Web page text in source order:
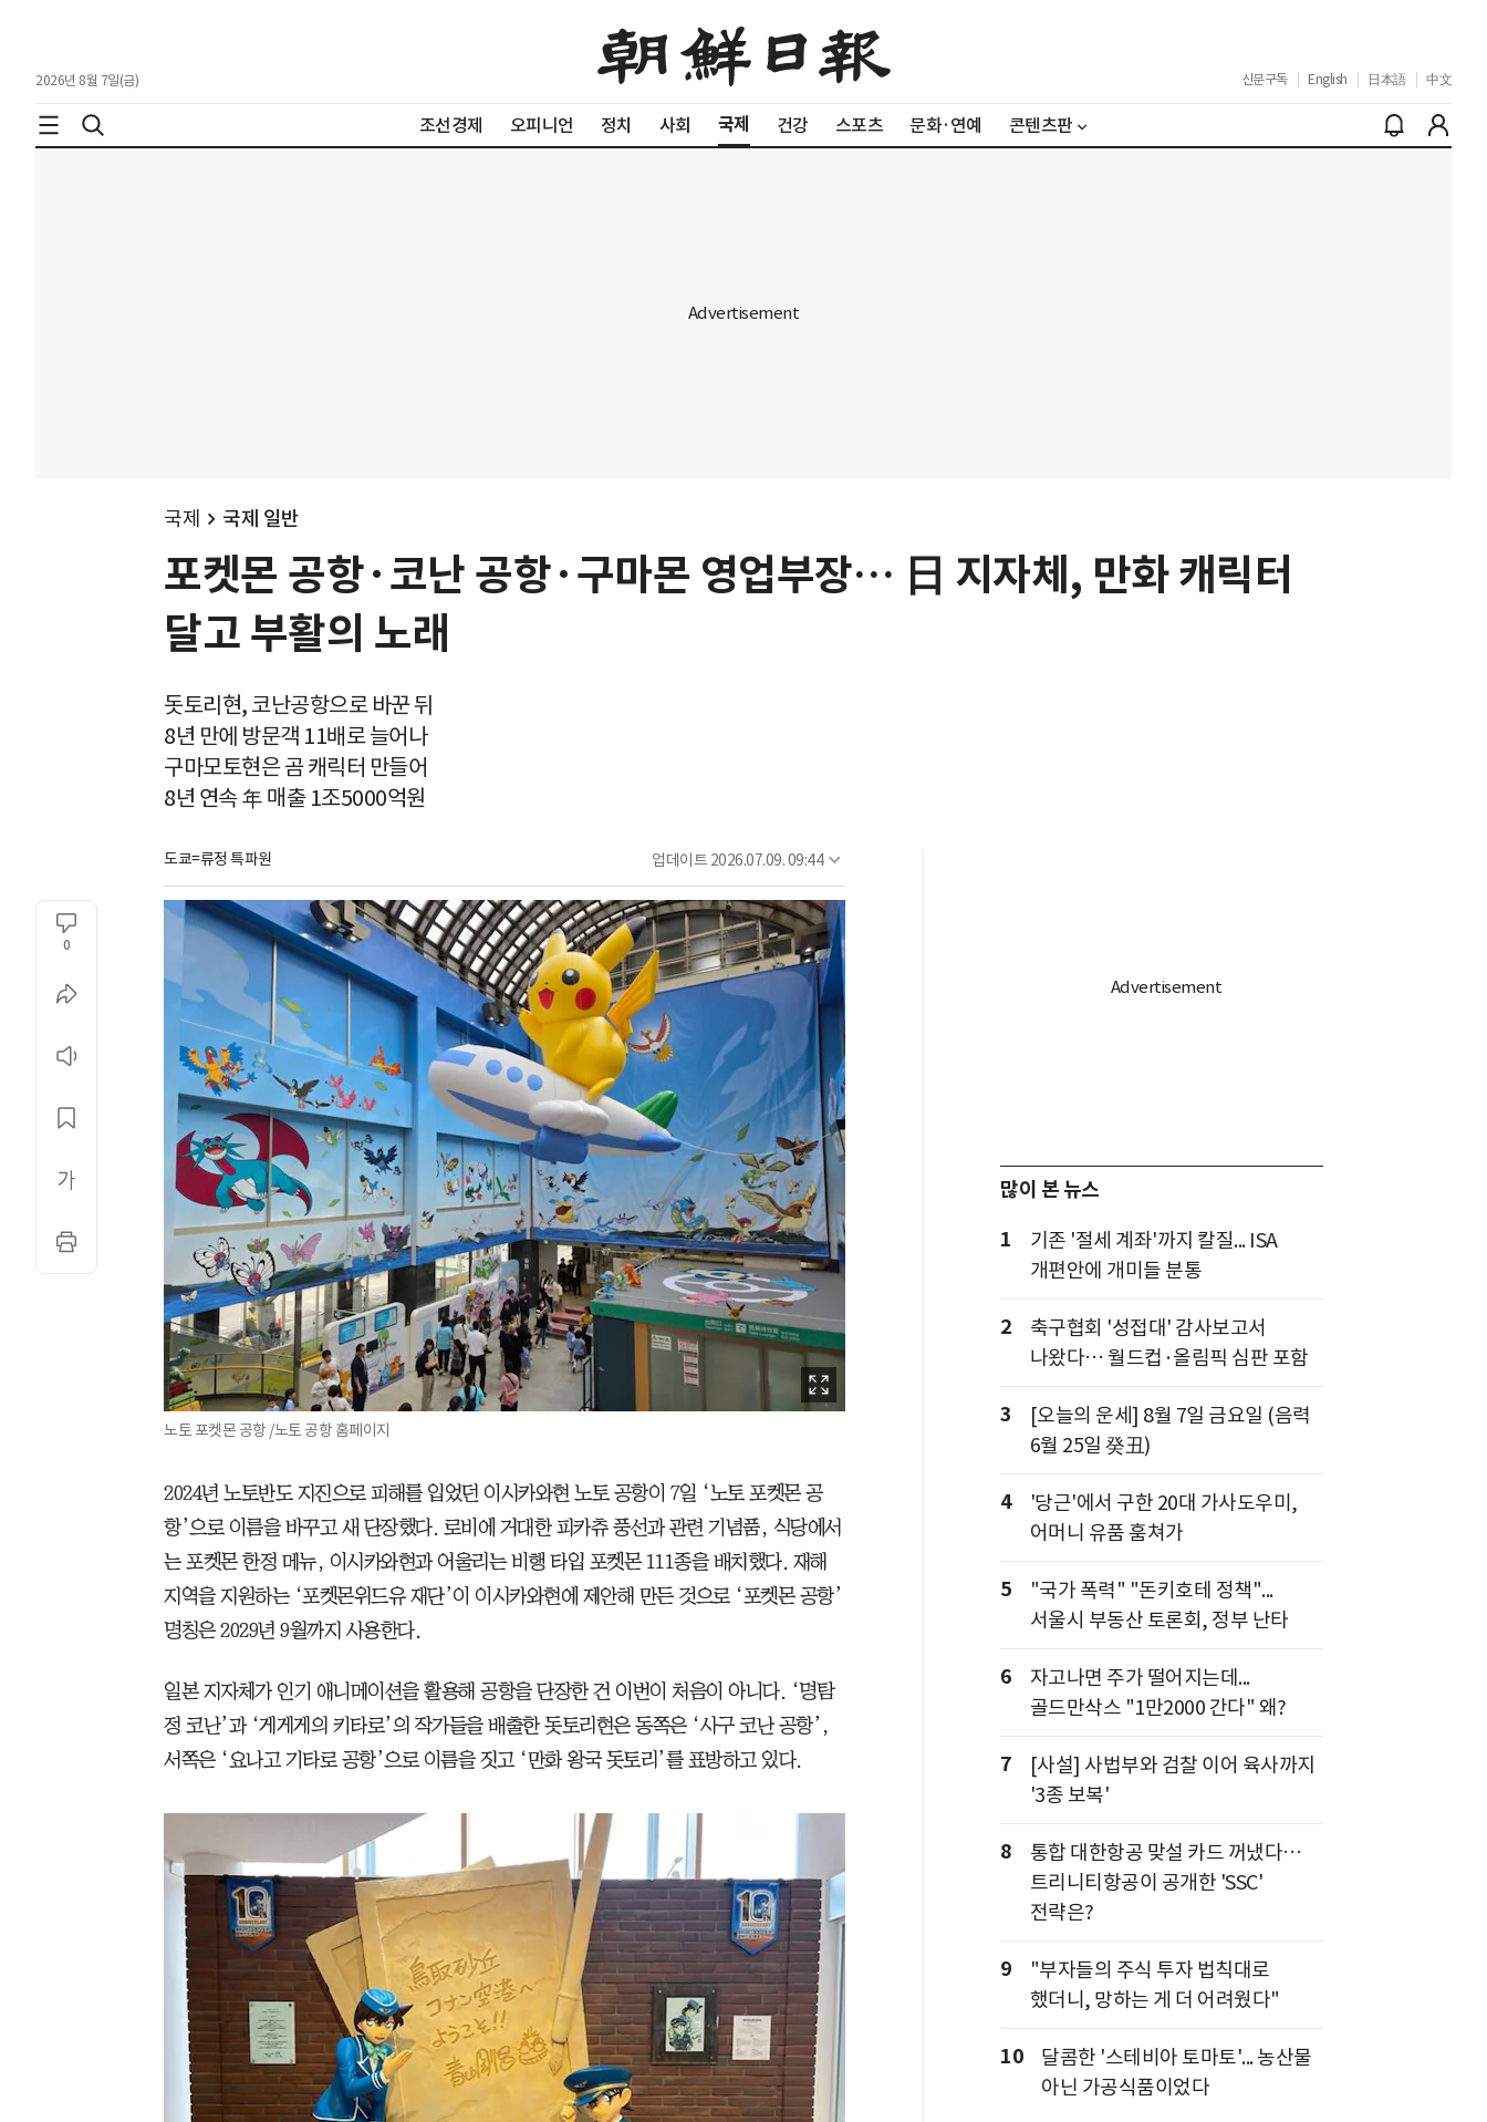
2026년 8월 7일(금) 신문구독 English 日本語 中文
조선경제 오피니언 정치 사회 국제 건강 스포츠 문화·연예 콘텐츠판
국제 국제 일반
포켓몬 공항·코난 공항·구마몬 영업부장… 日 지자체, 만화 캐릭터
달고 부활의 노래
돗토리현, 코난공항으로 바꾼 뒤
8년 만에 방문객 11배로 늘어나
구마모토현은 곰 캐릭터 만들어
8년 연속 年 매출 1조5000억원
도쿄=류정 특파원 업데이트 2026.07.09. 09:44
0
노토 포켓몬 공항 /노토 공항 홈페이지
2024년 노토반도 지진으로 피해를 입었던 이시카와현 노토 공항이 7일 ‘노토 포켓몬 공
항’으로 이름을 바꾸고 새 단장했다. 로비에 거대한 피카츄 풍선과 관련 기념품, 식당에서
는 포켓몬 한정 메뉴, 이시카와현과 어울리는 비행 타입 포켓몬 111종을 배치했다. 재해
지역을 지원하는 ‘포켓몬위드유 재단’이 이시카와현에 제안해 만든 것으로 ‘포켓몬 공항’
명칭은 2029년 9월까지 사용한다.
일본 지자체가 인기 애니메이션을 활용해 공항을 단장한 건 이번이 처음이 아니다. ‘명탐
정 코난’과 ‘게게게의 키타로’의 작가들을 배출한 돗토리현은 동쪽은 ‘사구 코난 공항’,
서쪽은 ‘요나고 기타로 공항’으로 이름을 짓고 ‘만화 왕국 돗토리’를 표방하고 있다.
많이 본 뉴스
1
기존 '절세 계좌'까지 칼질... ISA
개편안에 개미들 분통
2
축구협회 '성접대' 감사보고서
나왔다… 월드컵·올림픽 심판 포함
3
[오늘의 운세] 8월 7일 금요일 (음력
6월 25일 癸丑)
4
'당근'에서 구한 20대 가사도우미,
어머니 유품 훔쳐가
5
"국가 폭력" "돈키호테 정책"...
서울시 부동산 토론회, 정부 난타
6
자고나면 주가 떨어지는데...
골드만삭스 "1만2000 간다" 왜?
7
[사설] 사법부와 검찰 이어 육사까지
'3종 보복'
8
통합 대한항공 맞설 카드 꺼냈다…
트리니티항공이 공개한 'SSC'
전략은?
9
"부자들의 주식 투자 법칙대로
했더니, 망하는 게 더 어려웠다"
10
달콤한 '스테비아 토마토'... 농산물
아닌 가공식품이었다